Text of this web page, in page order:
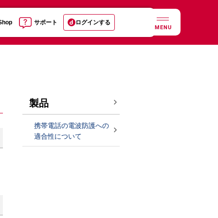
サポート ログインする
MENU
製品
携帯電話の電波防護への
適合性について